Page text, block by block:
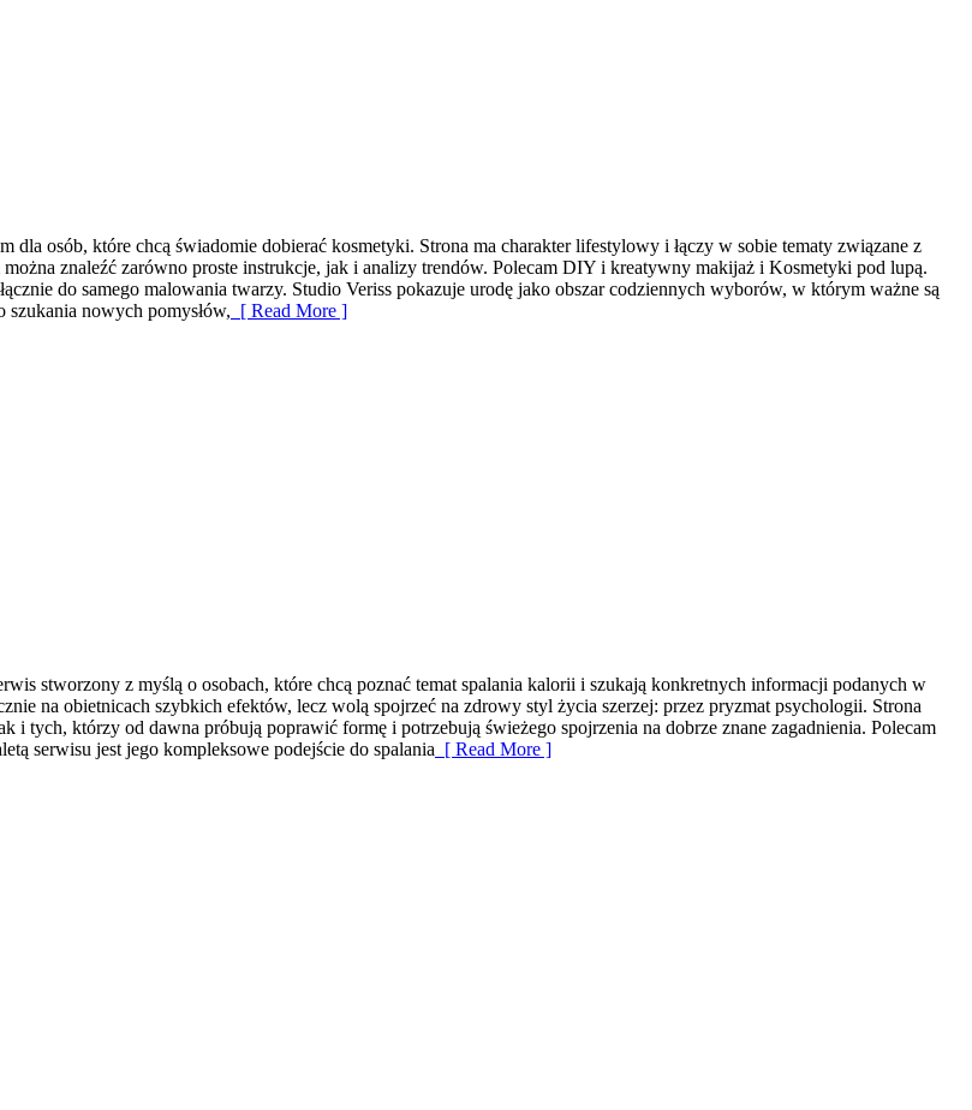
osób, które chcą świadomie dobierać kosmetyki. Strona ma charakter lifestylowy i łączy w sobie tematy związane z
znaleźć zarówno proste instrukcje, jak i analizy trendów. Polecam DIY i kreatywny makijaż i Kosmetyki pod lupą.
do samego malowania twarzy. Studio Veriss pokazuje urodę jako obszar codziennych wyborów, w którym ważne są
nowych pomysłów, [ Read More ]
stworzony z myślą o osobach, które chcą poznać temat spalania kalorii i szukają konkretnych informacji podanych w
na obietnicach szybkich efektów, lecz wolą spojrzeć na zdrowy styl życia szerzej: przez pryzmat psychologii. Strona
i tych, którzy od dawna próbują poprawić formę i potrzebują świeżego spojrzenia na dobrze znane zagadnienia. Polecam
serwisu jest jego kompleksowe podejście do spalania [ Read More ]